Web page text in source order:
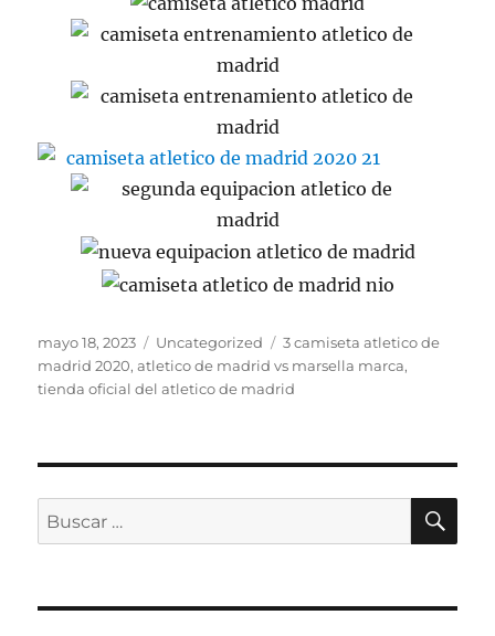
Publicado
el
mayo 18, 2023 Categorías
Uncategorized Etiquetas
3 camiseta atletico de
madrid 2020,atletico de madrid vs marsella marca,
tienda oficial del atletico de madrid
Buscar
por: